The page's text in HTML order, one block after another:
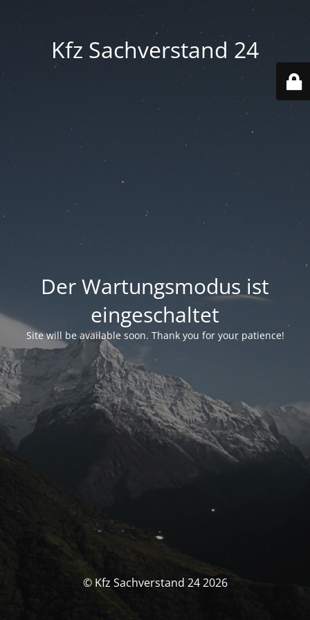
Kfz Sachverstand 24
Der Wartungsmodus ist
eingeschaltet
Site will be available soon. Thank you for your patience!
© Kfz Sachverstand 24 2026